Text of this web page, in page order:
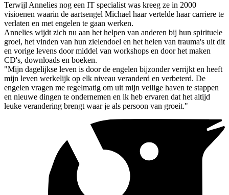
Terwijl Annelies nog een IT specialist was kreeg ze in 2000
visioenen waarin de aartsengel Michael haar vertelde haar carriere te
verlaten en met engelen te gaan werken.
Annelies wijdt zich nu aan het helpen van anderen bij hun spirituele
groei, het vinden van hun zielendoel en het helen van trauma's uit dit
en vorige levens door middel van workshops en door het maken
CD's, downloads en boeken.
"Mijn dagelijkse leven is door de engelen bijzonder verrijkt en heeft
mijn leven werkelijk op elk niveau veranderd en verbeterd. De
engelen vragen me regelmatig om uit mijn veilige haven te stappen
en nieuwe dingen te ondernemen en ik heb ervaren dat het altijd
leuke verandering brengt waar je als persoon van groeit."